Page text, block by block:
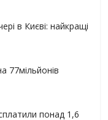
в Києві: найкращі
77мільйонів
понад 1,6